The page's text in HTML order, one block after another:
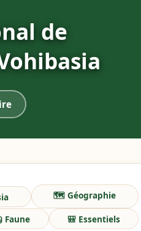
de
🗺️ Géographie
Faune 🎒 Essentiels